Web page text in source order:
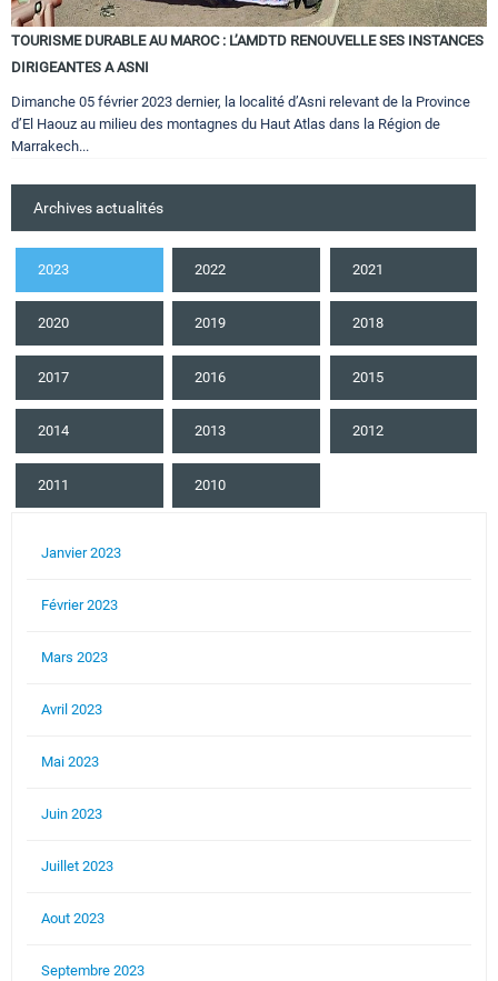
TOURISME DURABLE AU MAROC : L’AMDTD RENOUVELLE SES INSTANCES
DIRIGEANTES A ASNI
Dimanche 05 février 2023 dernier, la localité d’Asni relevant de la Province
d’El Haouz au milieu des montagnes du Haut Atlas dans la Région de
Marrakech...
Archives actualités
2023 2022 2021
2020 2019 2018
2017 2016 2015
2014 2013 2012
2011 2010
Janvier 2023
Février 2023
Mars 2023
Avril 2023
Mai 2023
Juin 2023
Juillet 2023
Aout 2023
Septembre 2023